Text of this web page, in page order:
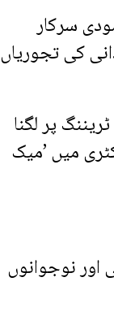
سرکار
کی تجوریاں
پر لگنا
میں ’میک
اور نوجوانوں